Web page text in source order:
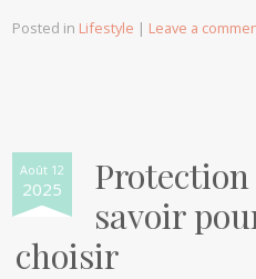
Posted in Lifestyle | Leave a
Août 12
2025
savoir
choisir